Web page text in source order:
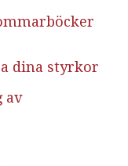
dina styrkor
av